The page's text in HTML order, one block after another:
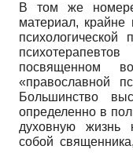
В том же
материал,
посвященном
«православной
Большинство
определенно в
духовную жизнь
собой